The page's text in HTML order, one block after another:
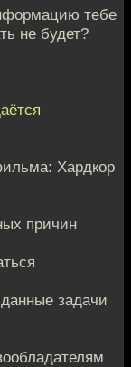
тебе
не будет?
Хардкор
причин
задачи